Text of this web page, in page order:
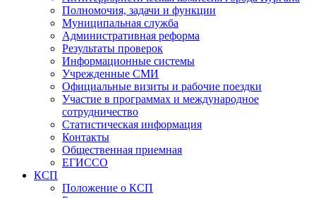
Полномочия, задачи и функции
Муниципальная служба
Административная реформа
Результаты проверок
Информационные системы
Учрежденные СМИ
Официальные визиты и рабочие поездки
Участие в программах и международное
сотрудничество
Статистическая информация
Контакты
Общественная приемная
ЕГИССО
КСП
Положение о КСП